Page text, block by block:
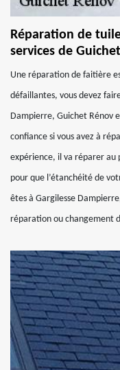
Réparation de
services de
Une réparation de faitière
défaillantes, vous devez
Dampierre, Guichet Rénov
confiance si vous avez à
expérience, il va réparer au
pour que l’étanchéité de
êtes à Gargilesse
réparation ou changement